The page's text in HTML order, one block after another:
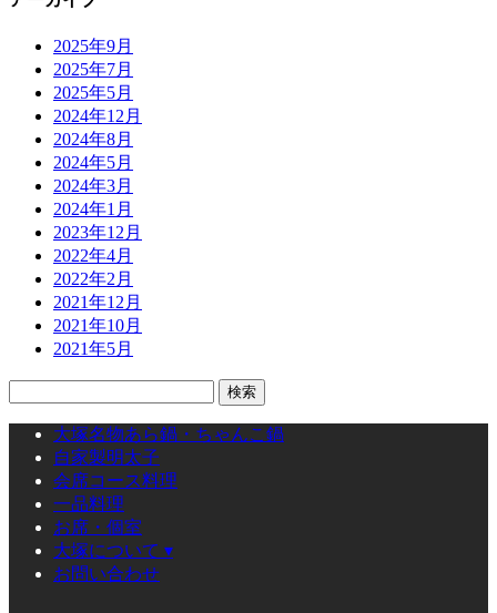
2025年9月
2025年7月
2025年5月
2024年12月
2024年8月
2024年5月
2024年3月
2024年1月
2023年12月
2022年4月
2022年2月
2021年12月
2021年10月
2021年5月
大塚名物あら鍋・ちゃんこ鍋
自家製明太子
会席コース料理
一品料理
お席・個室
大塚について ▾
お問い合わせ